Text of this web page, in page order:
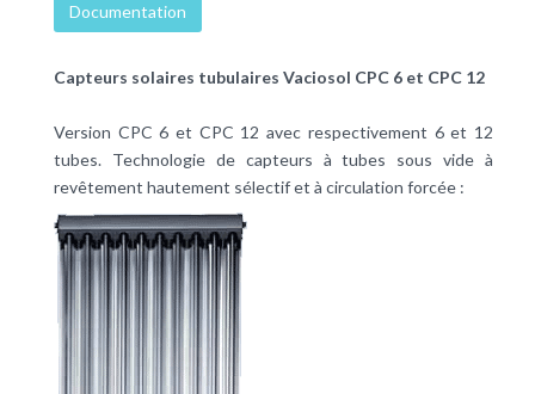
Documentation
Capteurs solaires tubulaires Vaciosol CPC 6 et CPC 12
Version CPC 6 et CPC 12 avec respectivement 6 et 12
tubes. Technologie de capteurs à tubes sous vide à
revêtement hautement sélectif et à circulation forcée :